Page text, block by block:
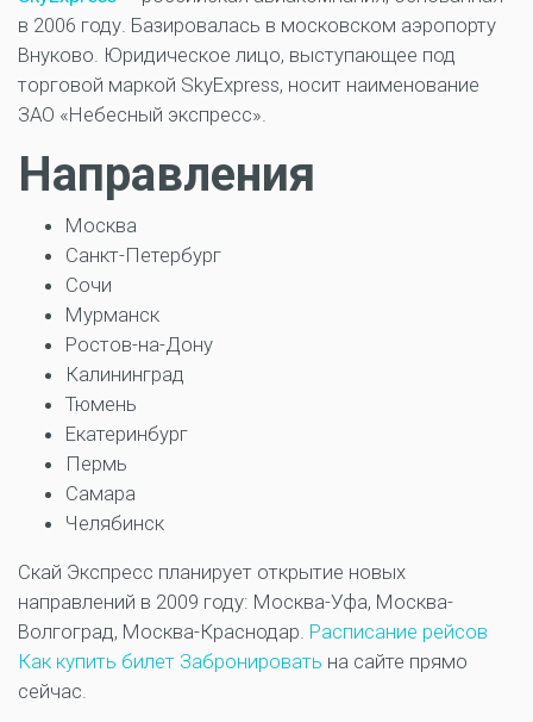
в 2006 году. Базировалась в московском аэропорту
Внуково. Юридическое лицо, выступающее под
торговой маркой SkyExpress, носит наименование
ЗАО «Небесный экспресс».
Направления
Москва
Санкт-Петербург
Сочи
Мурманск
Ростов-на-Дону
Калининград
Тюмень
Екатеринбург
Пермь
Самара
Челябинск
Скай Экспресс планирует открытие новых
направлений в 2009 году: Москва-Уфа, Москва-
Волгоград, Москва-Краснодар. Расписание рейсов
Как купить билет Забронировать на сайте прямо
сейчас.